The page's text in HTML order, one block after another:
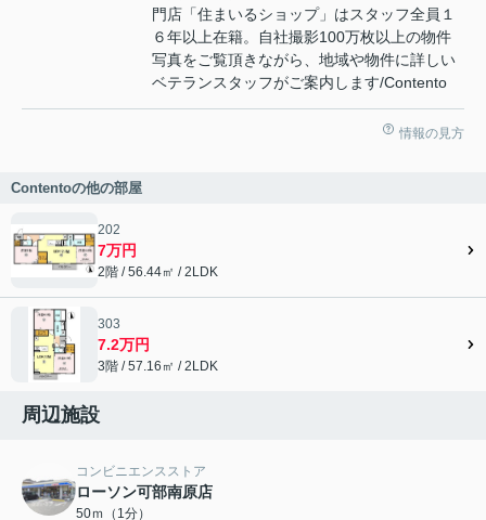
門店「住まいるショップ」はスタッフ全員１
６年以上在籍。自社撮影100万枚以上の物件
写真をご覧頂きながら、地域や物件に詳しい
ベテランスタッフがご案内します/Contento
情報の見方
Contentoの他の部屋
202
7万円
2階 / 56.44㎡ / 2LDK
303
7.2万円
3階 / 57.16㎡ / 2LDK
周辺施設
コンビニエンスストア
ローソン可部南原店
50ｍ（1分）